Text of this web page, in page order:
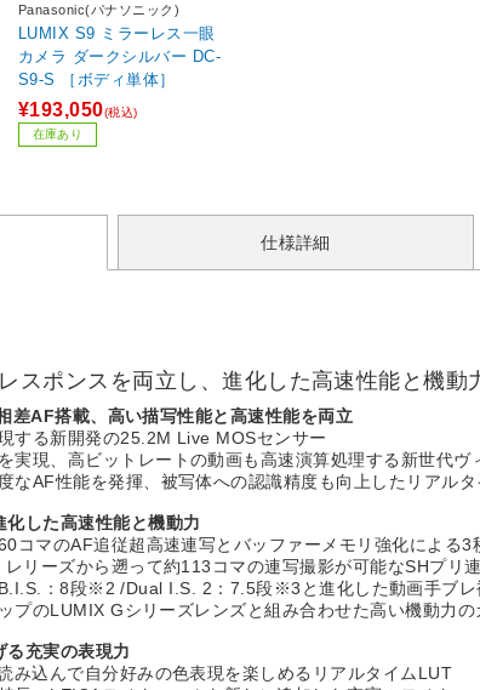
Panasonic(パナソニック)
LUMIX S9 ミラーレス一眼
カメラ ダークシルバー DC-
S9-S ［ボディ単体］
¥193,050(税込)
在庫あり
仕様詳細
スポンスを両立し、進化した高速性能と機
差AF搭載、高い描写性能と高速性能を両立
する新開発の25.2M Live MOSセンサー
実現、高ビットレートの動画も高速演算処理する新世代ヴ
なAF性能を発揮、被写体への認識精度も向上したリアル
した高速性能と機動力
コマのAF追従超高速連写とバッファーメモリ強化による3
レリーズから遡って約113コマの連写撮影が可能なSHプリ
：8段※2 /Dual I.S. 2：7.5段※3と進化した動画手ブレ
プのLUMIX Gシリーズレンズと組み合わせた高い機動力の
る充実の表現力
み込んで自分好みの色表現を楽しめるリアルタイムLUT